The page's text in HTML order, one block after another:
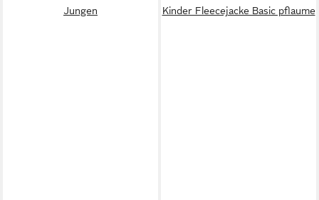
Jungen
Kinder Fleecejacke Basic pflaume